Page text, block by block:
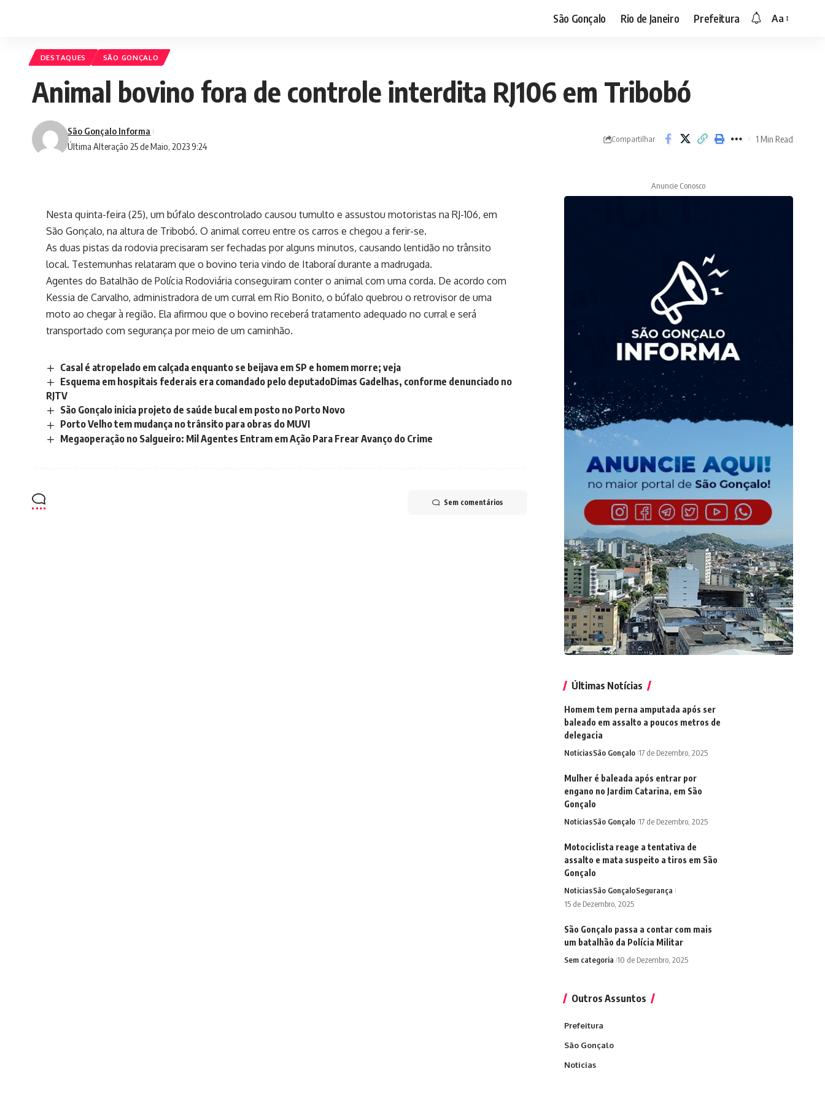
São Gonçalo Rio de Janeiro Prefeitura
Font
Aa
DESTAQUES SÃO GONÇALO
Animal bovino fora de controle interdita RJ106 em Tribobó
Última Alteração 25 de Maio, 2023 9:24
São Gonçalo Informa
Compartilhar 1 Min Read
Nesta quinta-feira (25), um búfalo descontrolado causou tumulto e assustou motoristas na RJ-106, em
São Gonçalo, na altura de Tribobó. O animal correu entre os carros e chegou a ferir-se.
As duas pistas da rodovia precisaram ser fechadas por alguns minutos, causando lentidão no trânsito
local. Testemunhas relataram que o bovino teria vindo de Itaboraí durante a madrugada.
Agentes do Batalhão de Polícia Rodoviária conseguiram conter o animal com uma corda. De acordo com
Kessiade Carvalho, administradora de um curral em Rio Bonito, o búfalo quebrou o retrovisor de uma
moto ao chegar à região. Ela afirmou que o bovino receberá tratamento adequado no curral e será
transportado com segurança por meio de um caminhão.
Casal é atropelado em calçada enquanto se beijava em SP e homem morre; veja
Esquema em hospitais federais era comandado pelo deputadoDimas Gadelhas, conforme denunciado no
RJTV
São Gonçalo inicia projeto de saúde bucal em posto no Porto Novo
Porto Velho tem mudança no trânsito para obras do MUVI
Megaoperação no Salgueiro: Mil Agentes Entram em Ação Para Frear Avanço do Crime
Sem comentários
Anuncie Conosco
Últimas Notícias
Homem tem perna amputada após ser
baleado em assalto a poucos metros de
delegacia
NoticiasSão Gonçalo 17 de Dezembro, 2025
Mulher é baleada após entrar por
engano no Jardim Catarina, em São
Gonçalo
NoticiasSão Gonçalo 17 de Dezembro, 2025
Motociclista reage a tentativa de
assalto e mata suspeito a tiros em São
Gonçalo
NoticiasSão GonçaloSegurança
15 de Dezembro, 2025
São Gonçalo passa a contar com mais
um batalhão da Polícia Militar
Sem categoria 10 de Dezembro, 2025
Outros Assuntos
Prefeitura
São Gonçalo
Noticias